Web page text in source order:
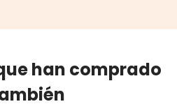
han comprado